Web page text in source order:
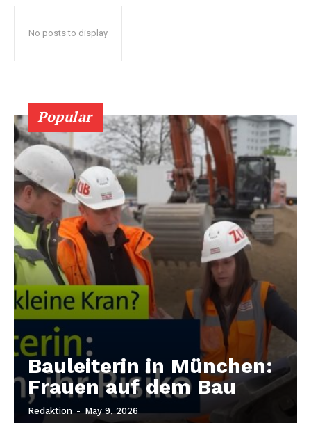
No posts to display
Popular
Bauleiterin in München:
Frauen auf dem Bau
Redaktion - May 9, 2026